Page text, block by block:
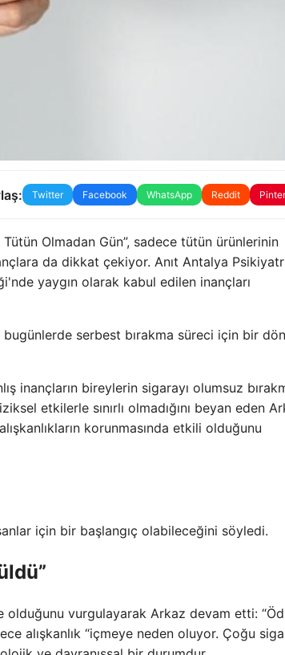
Twitter Facebook WhatsApp Reddit
Olmadan Gün”, sadece tütün ürünlerinin
da dikkat çekiyor. Anıt Antalya
yaygın olarak kabul edilen inançları
bugünlerde serbest bırakma süreci için bir
inançların bireylerin sigarayı olumsuz
etkilerle sınırlı olmadığını beyan eden
korunmasında etkili olduğunu
için bir başlangıç ​​olabileceğini söyledi.
olduğunu vurgulayarak Arkaz devam etti:
alışkanlık “içmeye neden oluyor. Çoğu